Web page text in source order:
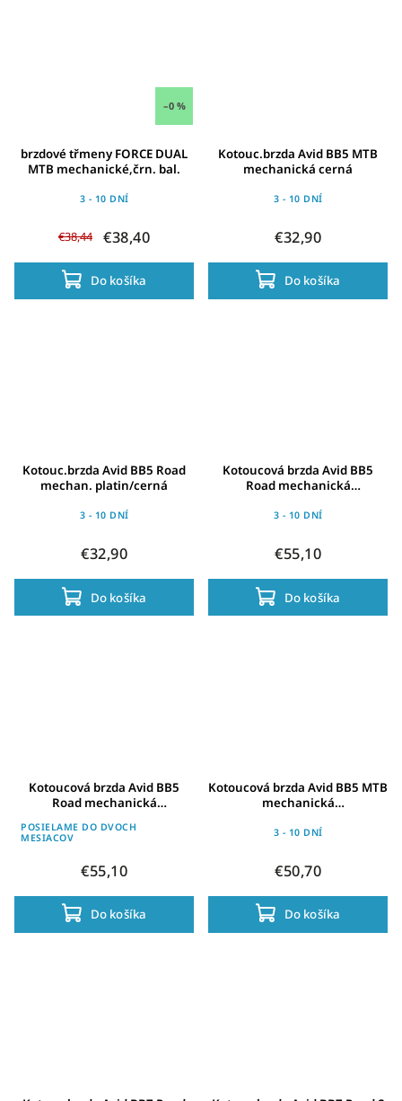
–0 %
brzdové třmeny FORCE DUAL
MTB mechanické,črn. bal.
3 - 10 DNÍ
€38,44 €38,40
Do košíka
Kotouc.brzda Avid BB5 MTB
mechanická cerná
3 - 10 DNÍ
€32,90
Do košíka
Kotouc.brzda Avid BB5 Road
mechan. platin/cerná
3 - 10 DNÍ
€32,90
Do košíka
Kotoucová brzda Avid BB5
Road mechanická
zad.kolo
3 - 10 DNÍ
€55,10
Do košíka
Kotoucová brzda Avid BB5
Road mechanická
pr./zad.kolo
POSIELAME DO DVOCH
MESIACOV
€55,10
Do košíka
Kotoucová brzda Avid BB5 MTB
mechanická
pr/zad.kolo
3 - 10 DNÍ
€50,70
Do košíka